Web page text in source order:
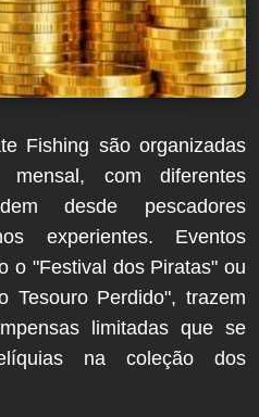
Fishing são organizadas
com diferentes
desde pescadores
experientes. Eventos
o "Festival dos Piratas" ou
Tesouro Perdido", trazem
limitadas que se
na coleção dos